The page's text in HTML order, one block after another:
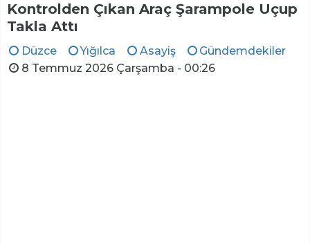
Kontrolden Çıkan Araç Şarampole Uçup
Takla Attı
Düzce Yığılca Asayiş
Gündemdekiler
8 Temmuz 2026 Çarşamba - 00:26